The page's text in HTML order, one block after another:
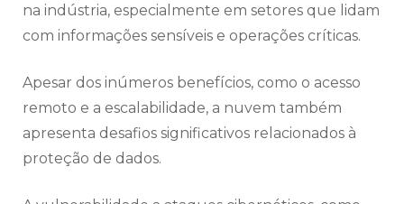
na indústria, especialmente em setores que lidam
com informações sensíveis e operações críticas.
Apesar dos inúmeros benefícios, como o acesso
remoto e a escalabilidade, a nuvem também
apresenta desafios significativos relacionados à
proteção de dados.